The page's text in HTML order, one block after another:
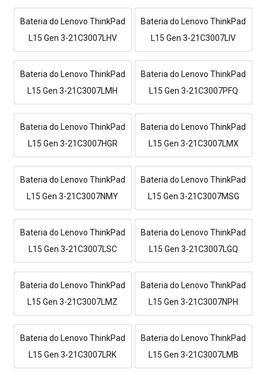
Bateria do Lenovo ThinkPad
L15 Gen 3-21C3007LHV
Bateria do Lenovo ThinkPad
L15 Gen 3-21C3007LIV
Bateria do Lenovo ThinkPad
L15 Gen 3-21C3007LMH
Bateria do Lenovo ThinkPad
L15 Gen 3-21C3007PFQ
Bateria do Lenovo ThinkPad
L15 Gen 3-21C3007HGR
Bateria do Lenovo ThinkPad
L15 Gen 3-21C3007LMX
Bateria do Lenovo ThinkPad
L15 Gen 3-21C3007NMY
Bateria do Lenovo ThinkPad
L15 Gen 3-21C3007MSG
Bateria do Lenovo ThinkPad
L15 Gen 3-21C3007LSC
Bateria do Lenovo ThinkPad
L15 Gen 3-21C3007LGQ
Bateria do Lenovo ThinkPad
L15 Gen 3-21C3007LMZ
Bateria do Lenovo ThinkPad
L15 Gen 3-21C3007NPH
Bateria do Lenovo ThinkPad
L15 Gen 3-21C3007LRK
Bateria do Lenovo ThinkPad
L15 Gen 3-21C3007LMB